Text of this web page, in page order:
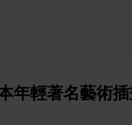
年輕著名藝術